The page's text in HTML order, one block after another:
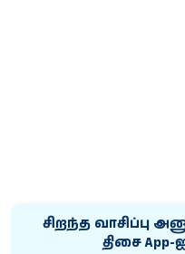
சிறந்த வாசிப்பு
திசை